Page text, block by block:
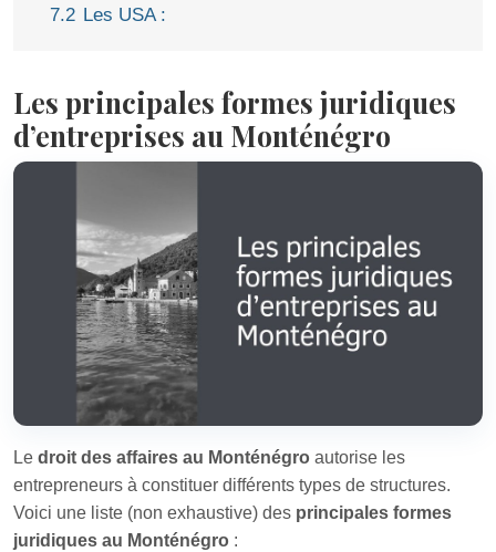
7.2 Les USA :
Les principales formes juridiques
d’entreprises au Monténégro
Le droit des affaires au Monténégro autorise les
entrepreneurs à constituer différents types de structures.
Voici une liste (non exhaustive) des principales formes
juridiques au Monténégro :